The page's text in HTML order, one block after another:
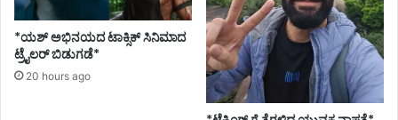
S
C
ಪ
ರೀ
ವಿ
ದ್
ದೇ
ವೆ
ಎಂ
*ಯಶ್ ಅಭಿನಯದ ಟಾಕ್ಸಿಕ್ ಸಿನಿಮಾದ
ಟ್ರೈಲರ್ ಬಿಡುಗಡೆ*
20 hours ago